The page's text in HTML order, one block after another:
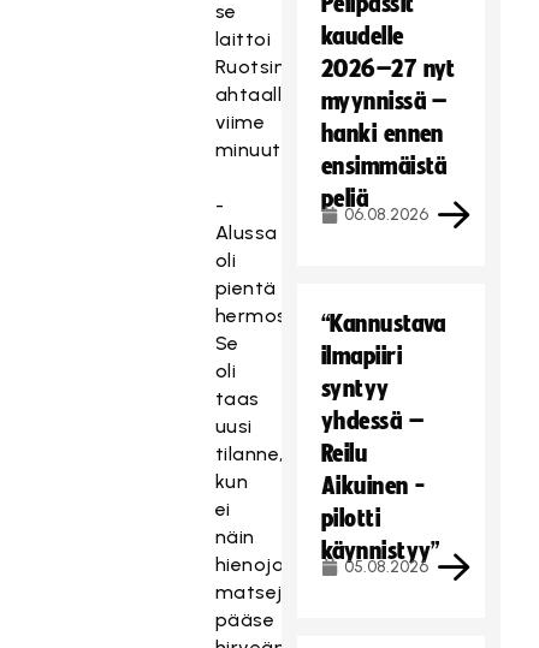
se
laittoi
Ruotsin
ahtaalle
viime
minuuteilla.
-
Alussa
oli
pientä
hermostuneisuutta.
Se
oli
taas
uusi
tilanne,
kun
ei
näin
hienoja
matseja
pääse
kaudelle
2026–27 nyt
myynnissä –
hanki ennen
ensimmäistä
peliä
06.08.2026
“Kannustava
ilmapiiri
syntyy
yhdessä –
Reilu
Aikuinen -
pilotti
käynnistyy”
05.08.2026